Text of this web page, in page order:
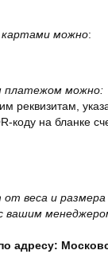
картами можно:
платежом можно:
реквизитам,
коду на бланке
веса и
вашим
адресу: